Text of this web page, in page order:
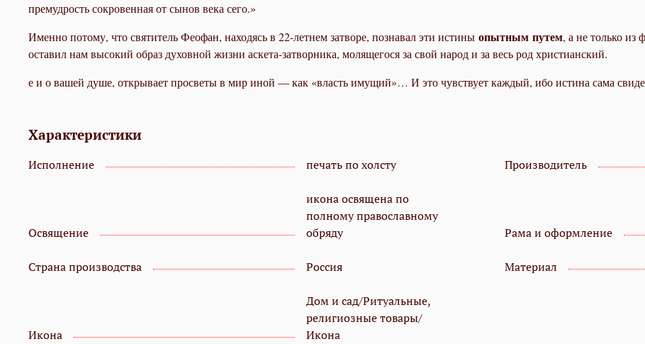
премудрость сокровенная от сынов века сего.»
Именно потому, что святитель Феофан, находясь в 22-летнем затворе, познавал эти истиныопытным путем, а не только из
оставил нам высокий образ духовной жизни аскета-затворника, молящегося за свой народ и за весь род христианский.
е и о вашей душе, открывает просветы в мир иной — как «власть имущий»… И это чувствует каждый, ибо истина сама
Характеристики
Исполнение печать по холсту Производитель
Освящение
икона освящена по
полному православному
обряду
Рама и оформление
Страна производства Россия Материал
Икона
Дом и сад/Ритуальные,
религиозные товары/
Икона